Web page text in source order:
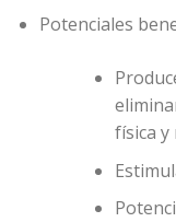
Potenciales
física y